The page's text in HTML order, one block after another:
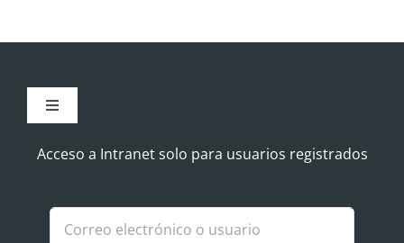
Toggle
Aviso Legal
Política de Cookies
Acceso a Intranet solo para usuarios registrados